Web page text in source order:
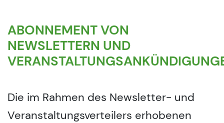
ABONNEMENT VON
NEWSLETTERN UND
Die im Rahmen des Newsletter- und
Veranstaltungsverteilers erhobenen